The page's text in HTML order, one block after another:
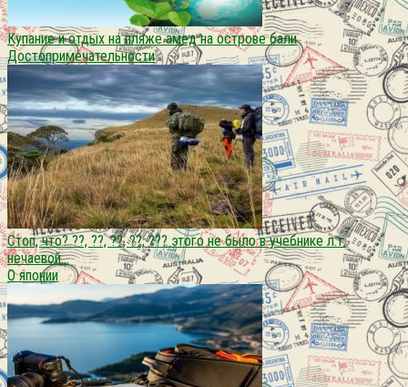
Купание и отдых на пляже амед на острове бали
Достопримечательности
Стоп, что? ??, ??, ??, ??, ??? этого не было в учебнике л.т.
нечаевой…
О японии